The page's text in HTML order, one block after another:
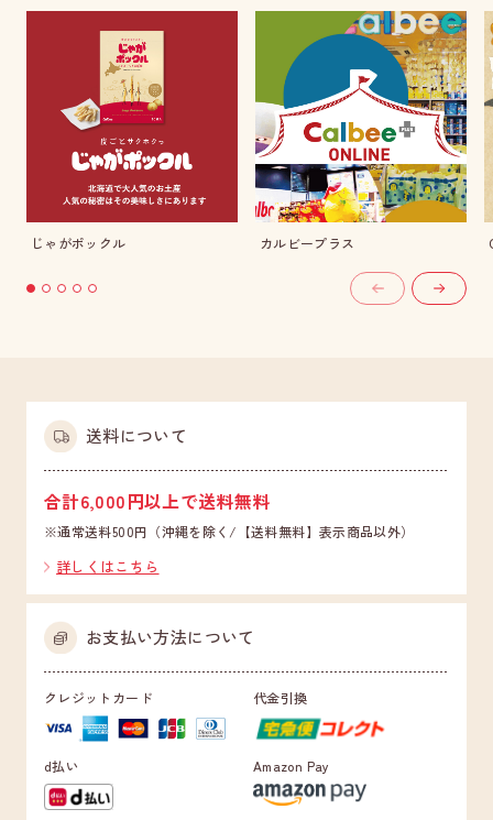
じゃがポックル カルビープラス
送料について
合計6,000円以上で送料無料
※通常送料500円（沖縄を除く/【送料無料】表示商品以外）
詳しくはこちら
お支払い方法について
クレジットカード 代金引換
d払い Amazon Pay